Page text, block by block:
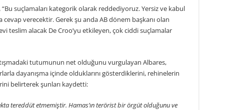
“Bu suçlamaları kategorik olarak reddediyoruz. Yersiz ve kabul
verecektir. Gerek şu anda AB dönem başkanı olan
teslim alacak De Croo’yu etkileyen, çok ciddi suçlamalar
tutumunun net olduğunu vurgulayan Albares,
dayanışma içinde olduklarını gösterdiklerini, rehinelerin
belirterek şunları kaydetti:
tereddüt etmemiştir. Hamas’ın terörist bir örgüt olduğunu ve